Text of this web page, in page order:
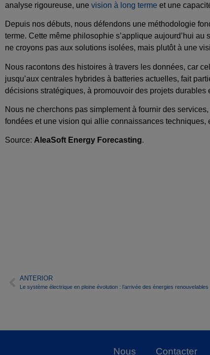
analyse rigoureuse, une vision à long terme et une
Depuis nos débuts, nous défendons une méthodologie
terme. Cette même philosophie s’applique aujourd’hui
ne croyons pas aux solutions isolées, mais plutôt à une
Nous racontons des histoires à travers les données, car
jusqu’aux centrales hybrides à batteries actuelles, fait
décisions stratégiques, à promouvoir des projets
Nous ne cherchons pas simplement à fournir des
fondées et une vision qui allie connaissances techniques,
Source: AleaSoft Energy Forecasting.
ANTERIOR
Le système électrique en pleine évolution : l’arrivée des énergies renouvelables
Nous Contacter